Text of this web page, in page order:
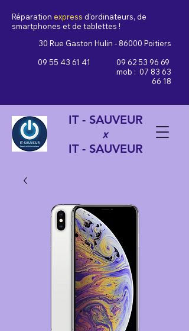
Réparation express d'ordinateurs, de
smartphones et de tablettes !
30 Rue Gaston Hulin - 86000 Poitiers
09 55 43 61 41
09 62 53 96 69
mob : 07 83 63
66 18
IT - SAUVEUR
x
IT - SAUVEUR